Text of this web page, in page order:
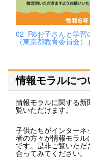
02_R6お子さんと学習
（東京都教育委員会）
情報モラルにつ
情報モラルに関する新
覧いただけます。
子供たちがインター
者の方々が情報モラ
です。是非ご覧いた
合ってみてください。